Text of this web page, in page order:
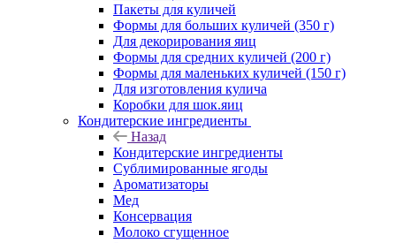
Пакеты для куличей
Формы для больших куличей (350 г)
Для декорирования яиц
Формы для средних куличей (200 г)
Формы для маленьких куличей (150 г)
Для изготовления кулича
Коробки для шок.яиц
Кондитерские ингредиенты
Назад
Кондитерские ингредиенты
Сублимированные ягоды
Ароматизаторы
Мед
Консервация
Молоко сгущенное